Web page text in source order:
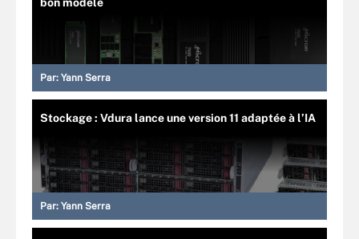
bon modèle
Par: Yann Serra
Stockage : Vdura lance une version 11 adaptée à l’IA
Par: Yann Serra